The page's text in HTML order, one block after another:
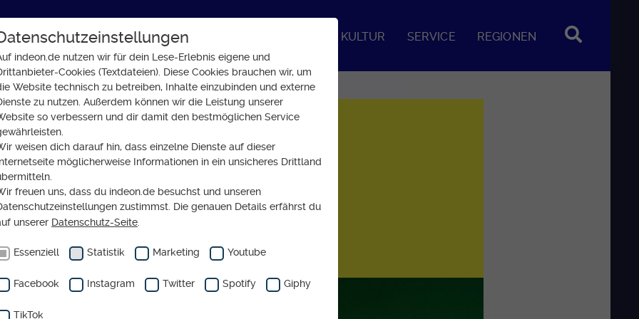
GLAUBE SOZIALES KULTUR SERVICE REGIONEN
mit uns den Advent auf
indeon.de nutzen wir für dein Lese-Erlebnis eigene und
Cookies (Textdateien). Diese Cookies brauchen wir, um
Website technisch zu betreiben, Inhalte einzubinden und externe
zu nutzen. Außerdem können wir die Leistung unserer
so verbessern und dir damit den bestmöglichen Service
weisen dich darauf hin, dass einzelne Dienste auf dieser
möglicherweise Informationen in ein unsicheres Drittland
freuen uns, dass du indeon.de besuchst und unseren
zustimmst. Die genauen Details erfährst du
unserer Datenschutz-Seite
Essenziell Statistik Marketing Youtube
Facebook Instagram Twitter Spotify Giphy
TikTok